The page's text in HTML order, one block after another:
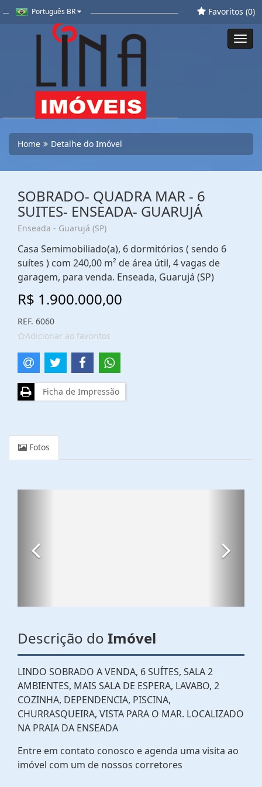
Português BR Favoritos (0)
Home Detalhe do Imóvel
SOBRADO- QUADRA MAR - 6
SUITES- ENSEADA- GUARUJÁ
Enseada - Guarujá (SP)
Casa Semimobiliado(a), 6 dormitórios ( sendo 6
suítes ) com 240,00 m² de área útil, 4 vagas de
garagem, para venda. Enseada, Guarujá (SP)
R$ 1.900.000,00
REF. 6060
Adicionar ao favoritos
Ficha de Impressão
Fotos
Descrição do Imóvel
LINDO SOBRADO A VENDA, 6 SUÍTES, SALA 2
AMBIENTES, MAIS SALA DE ESPERA, LAVABO, 2
COZINHA, DEPENDENCIA, PISCINA,
CHURRASQUEIRA, VISTA PARA O MAR. LOCALIZADO
NA PRAIA DA ENSEADA
Entre em contato conosco e agenda uma visita ao
imóvel com um de nossos corretores